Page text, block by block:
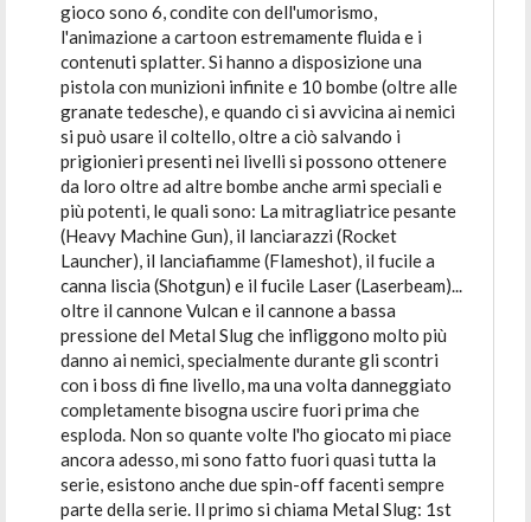
gioco sono 6, condite con dell'umorismo,
l'animazione a cartoon estremamente fluida e i
contenuti splatter. Si hanno a disposizione una
pistola con munizioni infinite e 10 bombe (oltre alle
granate tedesche), e quando ci si avvicina ai nemici
si può usare il coltello, oltre a ciò salvando i
prigionieri presenti nei livelli si possono ottenere
da loro oltre ad altre bombe anche armi speciali e
più potenti, le quali sono: La mitragliatrice pesante
(Heavy Machine Gun), il lanciarazzi (Rocket
Launcher), il lanciafiamme (Flameshot), il fucile a
canna liscia (Shotgun) e il fucile Laser (Laserbeam)...
oltre il cannone Vulcan e il cannone a bassa
pressione del Metal Slug che infliggono molto più
danno ai nemici, specialmente durante gli scontri
con i boss di fine livello, ma una volta danneggiato
completamente bisogna uscire fuori prima che
esploda. Non so quante volte l'ho giocato mi piace
ancora adesso, mi sono fatto fuori quasi tutta la
serie, esistono anche due spin-off facenti sempre
parte della serie. Il primo si chiama Metal Slug: 1st